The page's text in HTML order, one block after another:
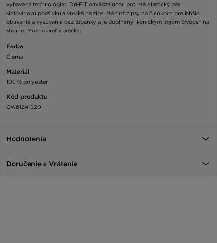
vybavená technológiou Dri-FIT odvádzajúcou pot. Má elastický pás,
sieťovinovú podšívku a vrecká na zips. Má tiež zipsy na členkoch pre ľahšie
obúvanie a vyzúvanie cez topánky a je doplnený ikonickým logom Swoosh na
stehne. Možno prať v práčke.
Farba
Čierna
Materiál
100 % polyester
Kód produktu
CW6124-020
Hodnotenia
Doručenie a Vrátenie